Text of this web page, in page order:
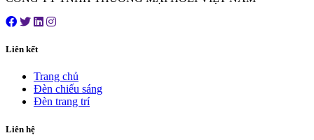
Liên kết
Trang chủ
Đèn chiếu sáng
Đèn trang trí
Liên hệ